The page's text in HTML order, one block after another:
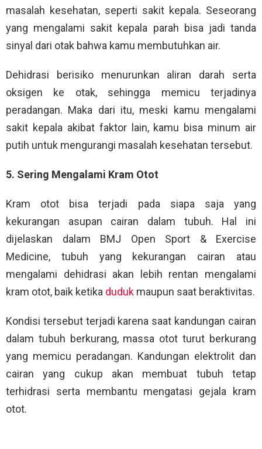
masalah kesehatan, seperti sakit kepala. Seseorang
yang mengalami sakit kepala parah bisa jadi tanda
sinyal dari otak bahwa kamu membutuhkan air.
Dehidrasi berisiko menurunkan aliran darah serta
oksigen ke otak, sehingga memicu terjadinya
peradangan. Maka dari itu, meski kamu mengalami
sakit kepala akibat faktor lain, kamu bisa minum air
putih untuk mengurangi masalah kesehatan tersebut.
5. Sering Mengalami Kram Otot
Kram otot bisa terjadi pada siapa saja yang
kekurangan asupan cairan dalam tubuh. Hal ini
dijelaskan dalam BMJ Open Sport & Exercise
Medicine, tubuh yang kekurangan cairan atau
mengalami dehidrasi akan lebih rentan mengalami
kram otot, baik ketika duduk maupun saat beraktivitas.
Kondisi tersebut terjadi karena saat kandungan cairan
dalam tubuh berkurang, massa otot turut berkurang
yang memicu peradangan. Kandungan elektrolit dan
cairan yang cukup akan membuat tubuh tetap
terhidrasi serta membantu mengatasi gejala kram
otot.